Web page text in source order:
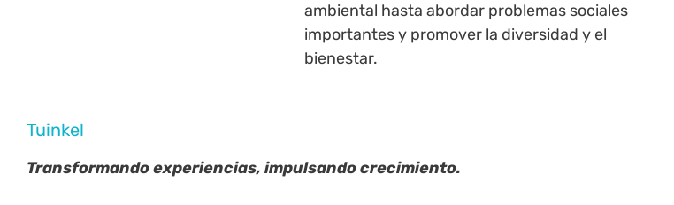
ambiental hasta abordar problemas sociales
importantes y promover la diversidad y el
bienestar.
Tuinkel
Transformando experiencias, impulsando crecimiento.